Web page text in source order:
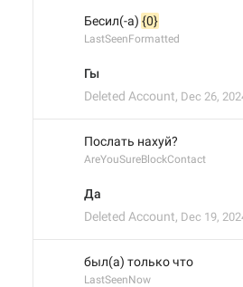
Бесил(-а) {0}
LastSeenFormatted
Гы
Deleted Account, Dec 26,
Послать нахуй?
AreYouSureBlockContact
Да
Deleted Account, Dec 19,
был(а) только что
LastSeenNow